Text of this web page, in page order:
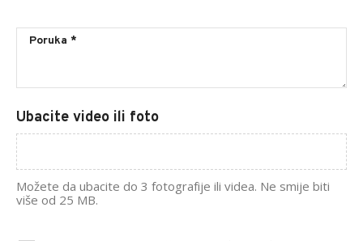
Ubacite video ili foto
Možete da ubacite do 3 fotografije ili videa. Ne smije biti
više od 25 MB.